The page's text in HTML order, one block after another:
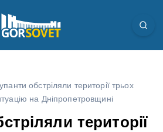
обстріляли території трьох
на Дніпропетровщині
території